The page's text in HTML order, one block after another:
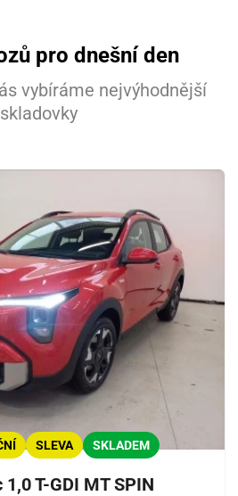
pro dnešní den
vybíráme nejvýhodnější
skladovky
SLEVA SKLADEM
T-GDI MT SPIN